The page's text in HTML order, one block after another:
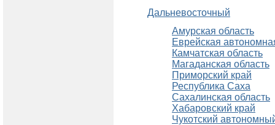
Дальневосточный
Амурская область
Еврейская
Камчатская область
Магаданская область
Приморский край
Республика Саха
Сахалинская область
Хабаровский край
Чукотский